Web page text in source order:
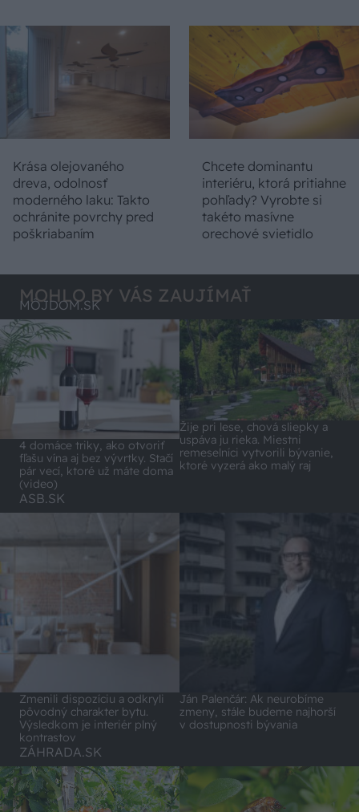
Krása olejovaného
dreva, odolnosť
moderného laku: Takto
ochránite povrchy pred
poškriabaním
Chcete dominantu
interiéru, ktorá pritiahne
pohľady? Vyrobte si
takéto masívne
orechové svietidlo
MOHLO BY VÁS ZAUJÍMAŤ
MÔJDOM.SK
4 domáce triky, ako otvoriť
fľašu vína aj bez vývrtky. Stačí
pár vecí, ktoré už máte doma
(video)
Žije pri lese, chová sliepky a
uspáva ju rieka. Miestni
remeselníci vytvorili bývanie,
ktoré vyzerá ako malý raj
ASB.SK
Zmenili dispozíciu a odkryli
pôvodný charakter bytu.
Výsledkom je interiér plný
kontrastov
Ján Palenčár: Ak neurobíme
zmeny, stále budeme najhorší
v dostupnosti bývania
ZÁHRADA.SK